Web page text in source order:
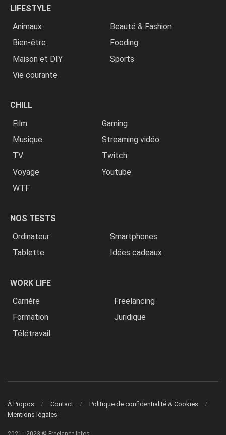
LIFESTYLE
Animaux
Beauté & Fashion
Bien-être
Fooding
Maison et DIY
Sports
Vie courante
CHILL
Film
Gaming
Musique
Streaming vidéo
TV
Twitch
Voyage
Youtube
WTF
NOS TESTS
Ordinateur
Smartphones
Tablette
Idées cadeaux
WORK LIFE
Carrière
Freelancing
Formation
Juridique
Télétravail
À Propos Contact
Politique de confidentialité & Cookies
Mentions légales